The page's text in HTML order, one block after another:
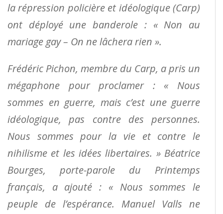
la répression policière et idéologique (Carp)
ont déployé une banderole : « Non au
mariage gay – On ne lâchera rien ».
Frédéric Pichon, membre du Carp, a pris un
mégaphone pour proclamer : « Nous
sommes en guerre, mais c’est une guerre
idéologique, pas contre des personnes.
Nous sommes pour la vie et contre le
nihilisme et les idées libertaires. » Béatrice
Bourges, porte-parole du Printemps
français, a ajouté : « Nous sommes le
peuple de l’espérance. Manuel Valls ne